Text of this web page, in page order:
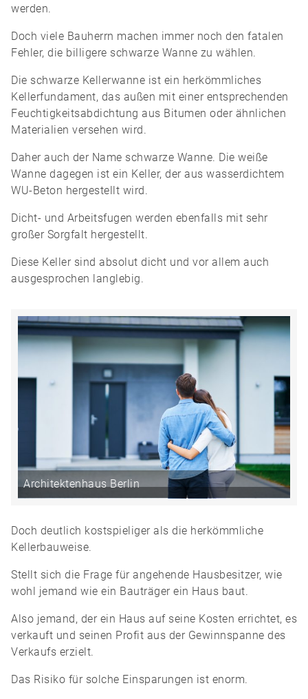
werden.
Doch viele Bauherrn machen immer noch den fatalen
Fehler, die billigere schwarze Wanne zu wählen.
Die schwarze Kellerwanne ist ein herkömmliches
Kellerfundament, das außen mit einer entsprechenden
Feuchtigkeitsabdichtung aus Bitumen oder ähnlichen
Materialien versehen wird.
Daher auch der Name schwarze Wanne. Die weiße
Wanne dagegen ist ein Keller, der aus wasserdichtem
WU-Beton hergestellt wird.
Dicht- und Arbeitsfugen werden ebenfalls mit sehr
großer Sorgfalt hergestellt.
Diese Keller sind absolut dicht und vor allem auch
ausgesprochen langlebig.
Architektenhaus Berlin
Doch deutlich kostspieliger als die herkömmliche
Kellerbauweise.
Stellt sich die Frage für angehende Hausbesitzer, wie
wohl jemand wie ein Bauträger ein Haus baut.
Also jemand, der ein Haus auf seine Kosten errichtet, es
verkauft und seinen Profit aus der Gewinnspanne des
Verkaufs erzielt.
Das Risiko für solche Einsparungen ist enorm.